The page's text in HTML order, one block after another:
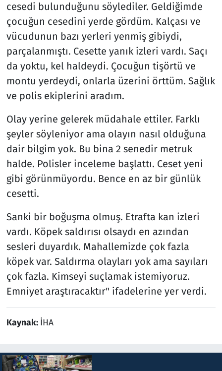
cesedi bulunduğunu söylediler. Geldiğimde
çocuğun cesedini yerde gördüm. Kalçası ve
vücudunun bazı yerleri yenmiş gibiydi,
parçalanmıştı. Cesette yanık izleri vardı. Saçı
da yoktu, kel haldeydi. Çocuğun tişörtü ve
montu yerdeydi, onlarla üzerini örttüm. Sağlık
ve polis ekiplerini aradım.
Olay yerine gelerek müdahale ettiler. Farklı
şeyler söyleniyor ama olayın nasıl olduğuna
dair bilgim yok. Bu bina 2 senedir metruk
halde. Polisler inceleme başlattı. Ceset yeni
gibi görünmüyordu. Bence en az bir günlük
cesetti.
Sanki bir boğuşma olmuş. Etrafta kan izleri
vardı. Köpek saldırısı olsaydı en azından
sesleri duyardık. Mahallemizde çok fazla
köpek var. Saldırma olayları yok ama sayıları
çok fazla. Kimseyi suçlamak istemiyoruz.
Emniyet araştıracaktır" ifadelerine yer verdi.
Kaynak: İHA